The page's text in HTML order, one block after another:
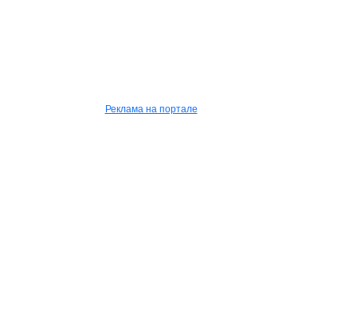
Реклама на портале